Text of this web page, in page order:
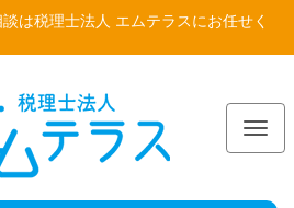
は税理士法人 エムテラスにお任せく